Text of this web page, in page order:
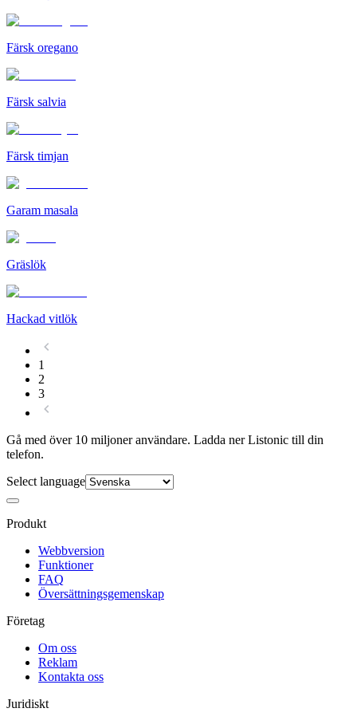
Färsk oregano
Färsk salvia
Färsk timjan
Garam masala
Gräslök
Hackad vitlök
1
2
3
Gå med över 10 miljoner användare. Ladda ner Listonic till din
telefon.
Select language
Produkt
Webbversion
Funktioner
FAQ
Översättningsgemenskap
Företag
Om oss
Reklam
Kontakta oss
Juridiskt